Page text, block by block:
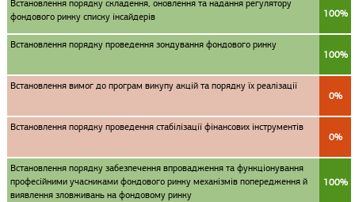
Встановлення порядку складення, оновлення та надання регулятору
фондового ринку списку інсайдерів
100%
Встановлення порядку проведення зондування фондового ринку
100%
Встановлення вимог до програм викупу акцій та порядку їх реалізації
0%
Встановлення порядку проведення стабілізації фінансових інструментів
0%
Встановлення порядку забезпечення впровадження та функціонування
професійними учасниками фондового ринку механізмів попередження й
виявлення зловживань на фондовому ринку
100%